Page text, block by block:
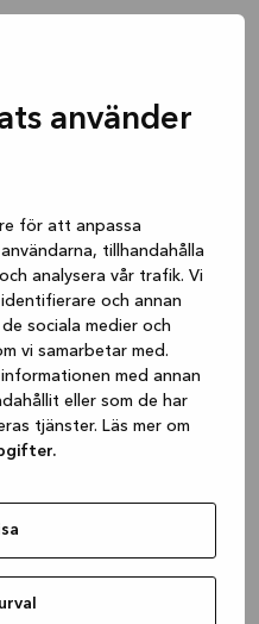
använder
för att anpassa
tillhandahålla
analysera vår trafik. Vi
och annan
sociala medier och
vi samarbetar med.
med annan
eller som de har
tjänster. Läs mer om
browser console for more
.